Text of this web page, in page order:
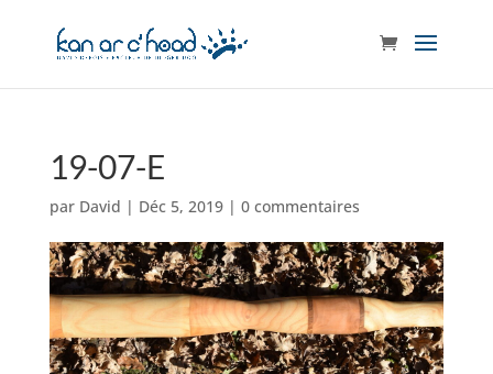
19-07-E
par David | Déc 5, 2019| 0 commentaires